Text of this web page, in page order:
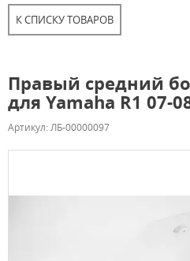
К СПИСКУ ТОВАРОВ
Правый средний
для Yamaha R1 07-
Артикул: ЛБ-00000097